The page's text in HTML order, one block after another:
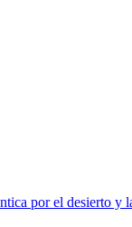
por el desierto y